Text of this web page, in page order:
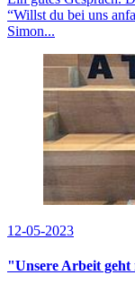
“Willst du bei uns
Simon...
12-05-2023
"Unsere Arbeit geht